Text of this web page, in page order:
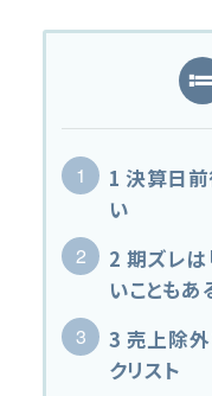
事務
黒字
スタッ
コンテ
新着
税務情
採用情
1 決算日
い
2 期ズレは
いこともあ
3 売上除
クリスト